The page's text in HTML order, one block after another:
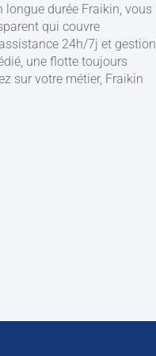
durée Fraikin, vous
qui couvre
24h/7j et gestion
une flotte toujours
sur votre métier, Fraikin